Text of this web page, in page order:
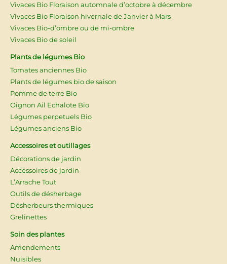
Vivaces Bio Floraison automnale d’octobre à décembre
Vivaces Bio Floraison hivernale de Janvier à Mars
Vivaces Bio-d’ombre ou de mi-ombre
Vivaces Bio de soleil
Plants de légumes Bio
Tomates anciennes Bio
Plants de légumes bio de saison
Pomme de terre Bio
Oignon Ail Echalote Bio
Légumes perpetuels Bio
Légumes anciens Bio
Accessoires et outillages
Décorations de jardin
Accessoires de jardin
L’Arrache Tout
Outils de désherbage
Désherbeurs thermiques
Grelinettes
Soin des plantes
Amendements
Nuisibles